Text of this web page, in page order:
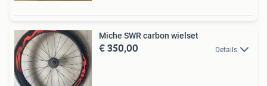
Miche SWR carbon wielset
€ 350,00 Details